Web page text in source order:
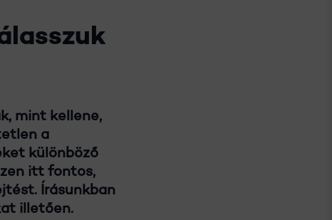
mint kellene,
a
különböző
itt fontos,
Írásunkban
illetően.